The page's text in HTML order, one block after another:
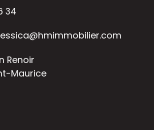
34
Renoir
Maurice